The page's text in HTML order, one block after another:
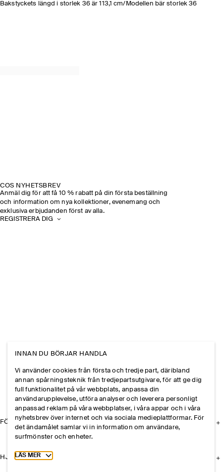
Bakstyckets längd i storlek 36 är 113,1 cm/Modellen bär storlek 36
COS NYHETSBREV
Anmäl dig för att få 10 % rabatt på din första beställning
och information om nya kollektioner, evenemang och
exklusiva erbjudanden först av alla.
REGISTRERA DIG
FÖRETAGET
HJÄLP
INNAN DU BÖRJAR HANDLA
Vi använder cookies från första och tredje part, däribland
annan spårningsteknik från tredjepartsutgivare, för att ge dig
full funktionalitet på vår webbplats, anpassa din
användarupplevelse, utföra analyser och leverera personligt
anpassad reklam på våra webbplatser, i våra appar och i våra
nyhetsbrev över internet och via sociala medieplattformar. För
det ändamålet samlar vi in information om användare,
surfmönster och enheter.
Toggle more cookie information
LÄS MER